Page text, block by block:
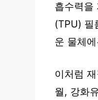
흡수력을
(TPU) 필
운 물체
이처럼
월, 강화